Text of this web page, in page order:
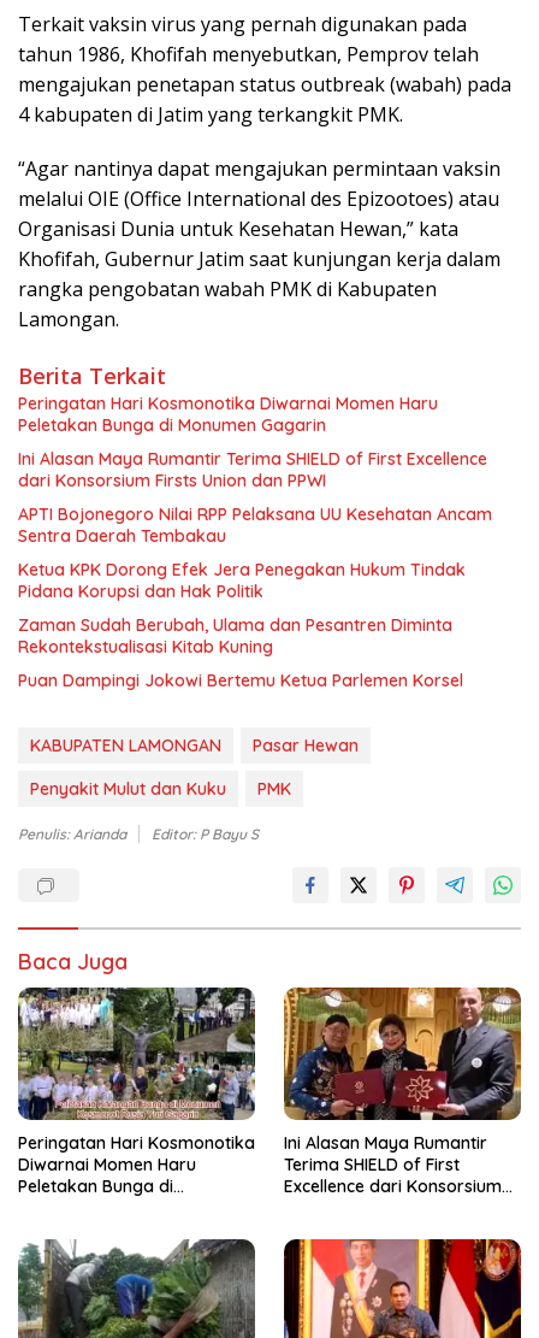
Terkait vaksin virus yang pernah digunakan pada
tahun 1986, Khofifah menyebutkan, Pemprov telah
mengajukan penetapan status outbreak (wabah) pada
4 kabupaten di Jatim yang terkangkit PMK.
“Agar nantinya dapat mengajukan permintaan vaksin
melalui OIE (Office International des Epizootoes) atau
Organisasi Dunia untuk Kesehatan Hewan,” kata
Khofifah, Gubernur Jatim saat kunjungan kerja dalam
rangka pengobatan wabah PMK di Kabupaten
Lamongan.
Berita Terkait
Peringatan Hari Kosmonotika Diwarnai Momen Haru
Peletakan Bunga di Monumen Gagarin
Ini Alasan Maya Rumantir Terima SHIELD of First Excellence
dari Konsorsium Firsts Union dan PPWI
APTI Bojonegoro Nilai RPP Pelaksana UU Kesehatan Ancam
Sentra Daerah Tembakau
Ketua KPK Dorong Efek Jera Penegakan Hukum Tindak
Pidana Korupsi dan Hak Politik
Zaman Sudah Berubah, Ulama dan Pesantren Diminta
Rekontekstualisasi Kitab Kuning
Puan Dampingi Jokowi Bertemu Ketua Parlemen Korsel
KABUPATEN LAMONGAN
Pasar Hewan
Penyakit Mulut dan Kuku
PMK
Penulis: Arianda Editor: P Bayu S
Baca Juga
Peringatan Hari Kosmonotika
Diwarnai Momen Haru
Peletakan Bunga di
Ini Alasan Maya Rumantir
Terima SHIELD of First
Excellence dari Konsorsium